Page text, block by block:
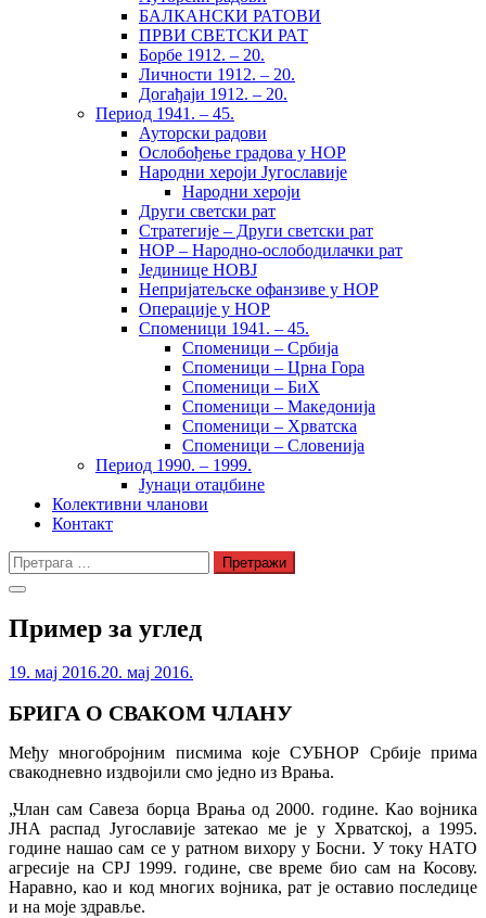
БАЛКАНСКИ РАТОВИ
ПРВИ СВЕТСКИ РАТ
Борбе 1912. – 20.
Личности 1912. – 20.
Догађаји 1912. – 20.
Период 1941. – 45.
Ауторски радови
Ослобођење градова у НОР
Народни хероји Југославије
Народни хероји
Други светски рат
Стратегије – Други светски рат
НОР – Народно-ослободилачки рат
Јединице НОВЈ
Непријатељске офанзиве у НОР
Операције у НОР
Споменици 1941. – 45.
Споменици – Србија
Споменици – Црна Гора
Споменици – БиХ
Споменици – Македонија
Споменици – Хрватска
Споменици – Словенија
Период 1990. – 1999.
Јунаци отаџбине
Колективни чланови
Контакт
Претрага
за:
Пример за углед
19. мај 2016.20. мај 2016.
БРИГА О СВАКОМ ЧЛАНУ
Међу многобројним писмима које СУБНОР Србије прима
свакодневно издвојили смо једно из Врања.
„Члан сам Савеза борца Врања од 2000. године. Као војника
ЈНА распад Југославије затекао ме је у Хрватској, а 1995.
године нашао сам се у ратном вихору у Босни. У току НАТО
агресије на СРЈ 1999. године, све време био сам на Косову.
Наравно, као и код многих војника, рат је оставио последице
и на моје здравље.